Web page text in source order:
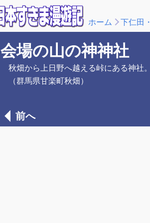
ホーム 下仁田
会場の山の神神社
秋畑から上日野へ越える峠にある神社。
（群馬県甘楽町秋畑）
前へ